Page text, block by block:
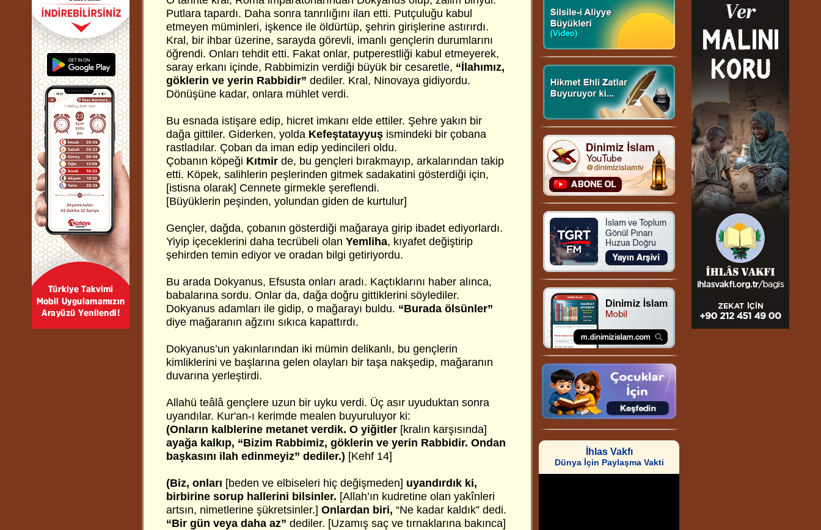
Putlara tapardı. Daha sonra tanrılığını ilan etti. Putçuluğu kabul
etmeyen müminleri, işkence ile öldürtüp, şehrin girişlerine astırırdı.
Kral, bir ihbar üzerine, sarayda görevli, imanlı gençlerin durumlarını
öğrendi. Onları tehdit etti. Fakat onlar, putperestliği kabul etmeyerek,
saray erkanı içinde, Rabbimizin verdiği büyük bir cesaretle, “İlahımız,
göklerin ve yerin Rabbidir” dediler. Kral, Ninovaya gidiyordu.
Dönüşüne kadar, onlara mühlet verdi.
Bu esnada istişare edip, hicret imkanı elde ettiler. Şehre yakın bir
dağa gittiler. Giderken, yolda Kefeştatayyuş ismindeki bir çobana
rastladılar. Çoban da iman edip yedincileri oldu.
Çobanın köpeği Kıtmir de, bu gençleri bırakmayıp, arkalarından takip
etti. Köpek, salihlerin peşlerinden gitmek sadakatini gösterdiği için,
[istisna olarak] Cennete girmekle şereflendi.
[Büyüklerin peşinden, yolundan giden de kurtulur]
Gençler, dağda, çobanın gösterdiği mağaraya girip ibadet ediyorlardı.
Yiyip içeceklerini daha tecrübeli olan Yemliha, kıyafet değiştirip
şehirden temin ediyor ve oradan bilgi getiriyordu.
Bu arada Dokyanus, Efsusta onları aradı. Kaçtıklarını haber alınca,
babalarına sordu. Onlar da, dağa doğru gittiklerini söylediler.
Dokyanus adamları ile gidip, o mağarayı buldu. “Burada ölsünler”
diye mağaranın ağzını sıkıca kapattırdı.
Dokyanus’un yakınlarından iki mümin delikanlı, bu gençlerin
kimliklerini ve başlarına gelen olayları bir taşa nakşedip, mağaranın
duvarına yerleştirdi.
Allahü teâlâ gençlere uzun bir uyku verdi. Üç asır uyuduktan sonra
uyandılar. Kur'an-ı kerimde mealen buyuruluyor ki:
(Onların kalblerine metanet verdik. O yiğitler [kralın karşısında]
ayağa kalkıp, “Bizim Rabbimiz, göklerin ve yerin Rabbidir. Ondan
başkasını ilah edinmeyiz” dediler.) [Kehf 14]
(Biz, onları [beden ve elbiseleri hiç değişmeden] uyandırdık ki,
birbirine sorup hallerini bilsinler. [Allah’ın kudretine olan yakînleri
artsın, nimetlerine şükretsinler.] Onlardan biri, “Ne kadar kaldık” dedi.
“Bir gün veya daha az” dediler. [Uzamış saç ve tırnaklarına bakınca]
İhlas Vakfı
Dünya İçin Paylaşma Vakti